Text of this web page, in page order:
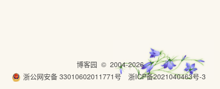
博客园 © 2004-2026
浙公网安备 33010602011771号
浙ICP备2021040463号-3